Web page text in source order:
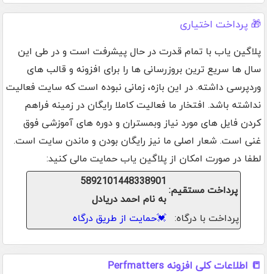
🎁 پرداخت اختیاری
پلاگین یاب با تمام قدرت در حال پیشرفت است و در طی این
سال ها سریع ترین بروزرسانی ها را برای افزونه و قالب های
وردپرسی داشته. در این بازه، زمانی نبوده است که سایت فعالیت
نداشته باشد. افتخار ما فعالیت کاملا رایگان در زمینه فراهم
کردن فایل های مورد نیاز وبمستران و دوره های آموزشی فوق
غنی است. شعار اصلی ما نیز رایگان بودن و ماندن سایت است.
لطفا در صورت امکان از پلاگین یاب حمایت مالی کنید:
پرداخت مستقیم:
5892101448338901
به نام احمد دریادل
پرداخت با درگاه:
💓حمایت از طریق درگاه
📒 اطلاعات کلی افزونه Perfmatters